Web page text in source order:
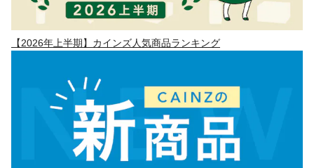
【2026年上半期】カインズ人気商品ランキング